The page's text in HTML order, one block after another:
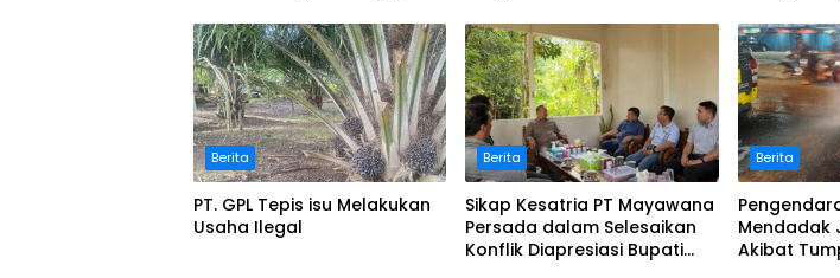
Berita
PT. GPL Tepis isu Melakukan
Usaha Ilegal
Berita
Sikap Kesatria PT Mayawana
Persada dalam Selesaikan
Konflik Diapresiasi Bupati
Berita
Mendadak
Akibat